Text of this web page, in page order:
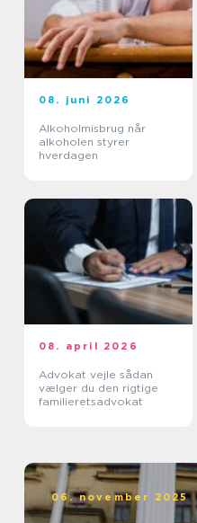
08. juni 2026
Alkoholmisbrug når
alkoholen styrer
hverdagen
08. april 2026
Advokat vejle sådan
vælger du den rigtige
familieretsadvokat
06. november 2025